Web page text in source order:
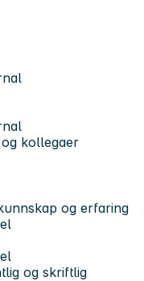
kollegaer
og erfaring
og skriftlig